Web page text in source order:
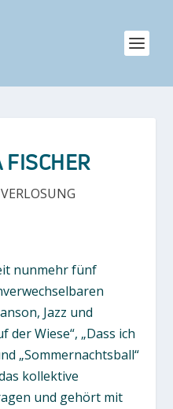
FISCHER
VERLOSUNG
nunmehr fünf
Jazz und
der Wiese“, „Dass ich
„Sommernachtsball“
kollektive
und gehört mit